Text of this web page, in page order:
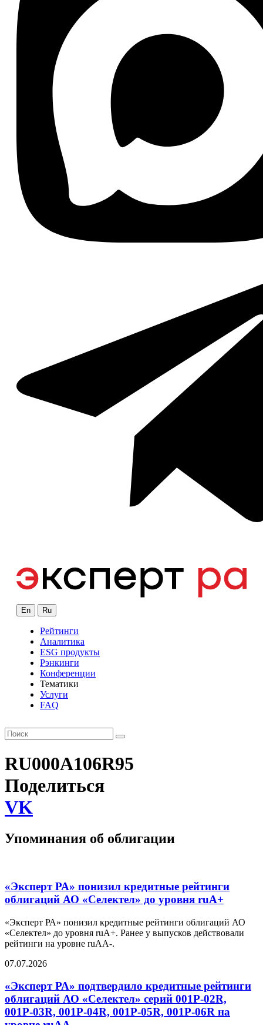
En Ru
Рейтинги
Аналитика
ESG продукты
Рэнкинги
Конференции
Тематики
Услуги
FAQ
RU000A106R95
Поделиться
VK
Упоминания об облигации
«Эксперт РА» понизил кредитные рейтинги
облигаций АО «Селектел» до уровня ruA+
«Эксперт РА» понизил кредитные рейтинги облигаций АО
«Селектел» до уровня ruA+. Ранее у выпусков действовали
рейтинги на уровне ruAA-.
07.07.2026
«Эксперт РА» подтвердило кредитные рейтинги
облигаций АО «Селектел» серий 001Р-02R,
001Р-03R, 001Р-04R, 001P-05R, 001Р-06R на